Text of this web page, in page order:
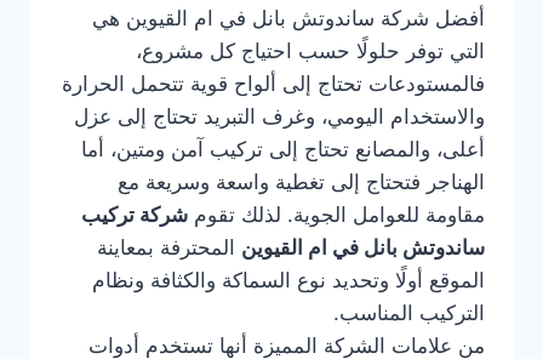
أفضل شركة ساندوتش بانل في ام القيوين هي
التي توفر حلولًا حسب احتياج كل مشروع،
فالمستودعات تحتاج إلى ألواح قوية تتحمل الحرارة
والاستخدام اليومي، وغرف التبريد تحتاج إلى عزل
أعلى، والمصانع تحتاج إلى تركيب آمن ومتين، أما
الهناجر فتحتاج إلى تغطية واسعة وسريعة مع
مقاومة للعوامل الجوية. لذلك تقوم شركة تركيب
ساندوتش بانل في ام القيوين المحترفة بمعاينة
الموقع أولًا وتحديد نوع السماكة والكثافة ونظام
التركيب المناسب.
من علامات الشركة المميزة أنها تستخدم أدوات